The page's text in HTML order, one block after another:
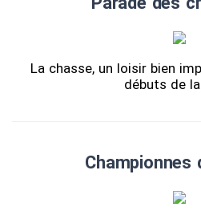
La chasse, un loisir bien
débuts de
Championnes